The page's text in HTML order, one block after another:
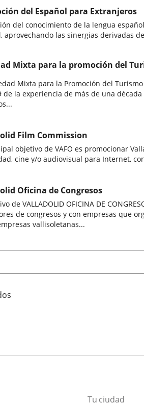
del Español para Extranjeros
del conocimiento de la lengua
aprovechando las sinergias derivadas
Mixta para la promoción del
Mixta para la Promoción del
de la experiencia de más de una
Film Commission
objetivo de VAFO es promocionar
cine y/o audiovisual para Internet,
Oficina de Congresos
de VALLADOLID OFICINA DE
de congresos y con empresas que
vallisoletanas...
Tu ciudad